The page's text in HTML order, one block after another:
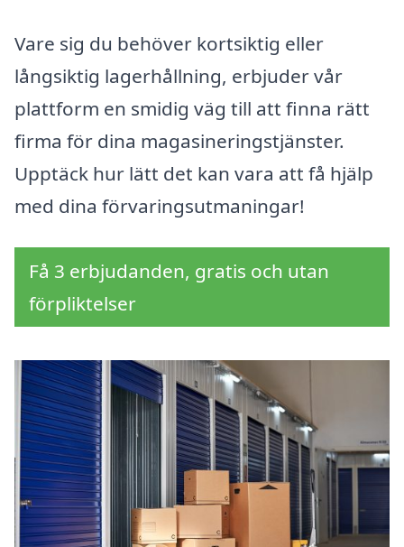
Vare sig du behöver kortsiktig eller
långsiktig lagerhållning, erbjuder vår
plattform en smidig väg till att finna rätt
firma för dina magasineringstjänster.
Upptäck hur lätt det kan vara att få hjälp
med dina förvaringsutmaningar!
Få 3 erbjudanden, gratis och utan
förpliktelser